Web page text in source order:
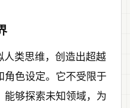
类思维，创造出超越
角色设定。它不受限于
能够探索未知领域，为